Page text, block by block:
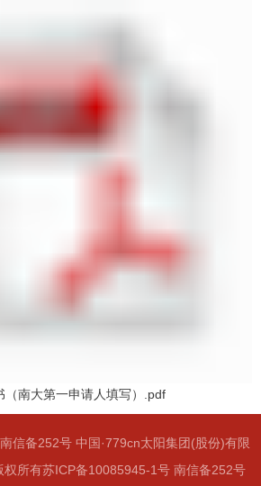
（南大第一申请人填写）.pdf
信备252号 中国·779cn太阳集团(股份)有限
所有苏ICP备10085945-1号 南信备252号